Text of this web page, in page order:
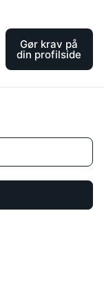
Gør krav på
din profilside